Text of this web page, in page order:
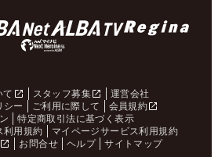
て スタッフ募集
運営会社
シー
ご利用に際して
会員規約
特定商取引法に基づく表示
利用規約
マイページサービス利用規約
お問合せ ヘルプ サイトマップ